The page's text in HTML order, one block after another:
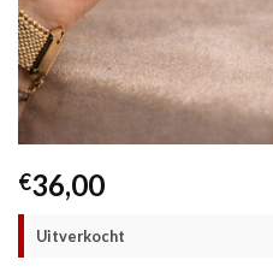
€36,00
Uitverkocht